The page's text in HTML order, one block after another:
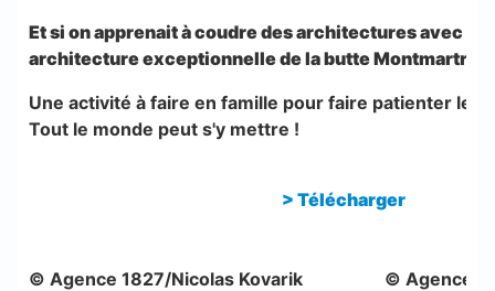
Et si on apprenait à coudre des architectures avec la
architecture exceptionnelle de la butte Montmartre.
Une activité à faire en famille pour faire patienter les
Tout le monde peut s'y mettre !
> Télécharger
© Agence 1827/Nicolas Kovarik
© Agence